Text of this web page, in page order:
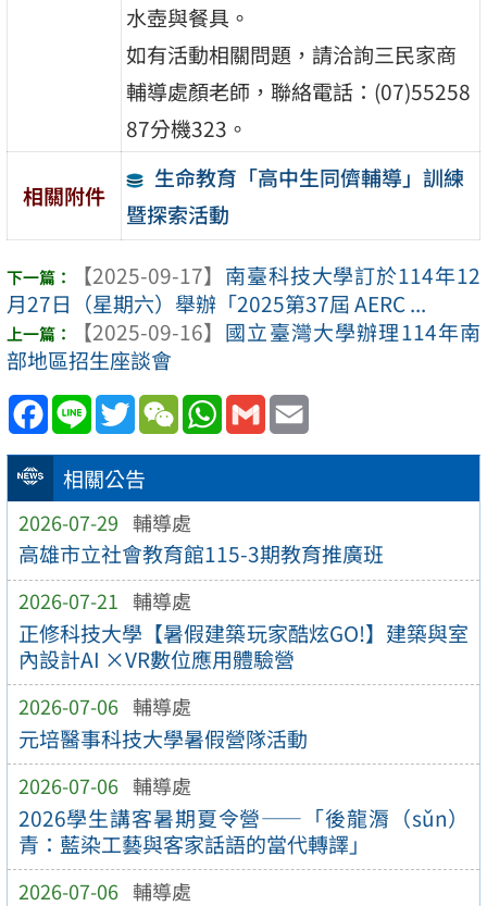
相關公告
2026-07-29 輔導處
高雄市立社會教育館115-3期教育推廣班
2026-07-21 輔導處
正修科技大學【暑假建築玩家酷炫GO!】建築與室
內設計AI ×VR數位應用體驗營
2026-07-06 輔導處
元培醫事科技大學暑假營隊活動
2026-07-06 輔導處
2026學生講客暑期夏令營——「後龍漘（sǔn）
青：藍染工藝與客家話語的當代轉譯」
2026-07-06 輔導處
水壺與餐具。
如有活動相關問題，請洽詢三民家商
輔導處顏老師，聯絡電話：(07)55258
87分機323。
相關附件
生命教育「高中生同儕輔導」訓練
暨探索活動
【2025-09-17】 南臺科技大學訂於114年12
月27日（星期六）舉辦「2025第37屆 AERC ...
【2025-09-16】 國立臺灣大學辦理114年南
部地區招生座談會
Facebook
Line TwitterWeChatWhatsApp
Gmail